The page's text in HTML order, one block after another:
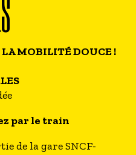
MOBILITÉ DOUCE !
par le train
de la gare SNCF-